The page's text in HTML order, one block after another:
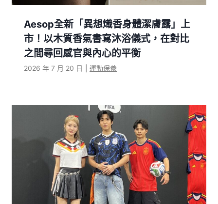
Aesop全新「異想熾香身體潔膚露」上
市！以木質香氣書寫沐浴儀式，在對比
之間尋回感官與內心的平衡
2026 年 7 月 20 日 運動保養